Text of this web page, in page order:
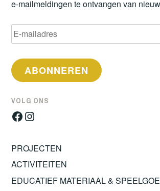
e-mailmeldingen te ontvangen van
E-
mailadres
ABONNEREN
VOLG ONS
Facebook
Instagram
PROJECTEN
ACTIVITEITEN
EDUCATIEF MATERIAAL &